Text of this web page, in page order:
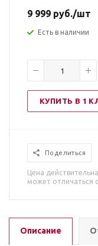
9 999 руб./шт
Есть в наличии
КУПИТЬ В 1
Поделиться
Цена
может отличаться
Описание